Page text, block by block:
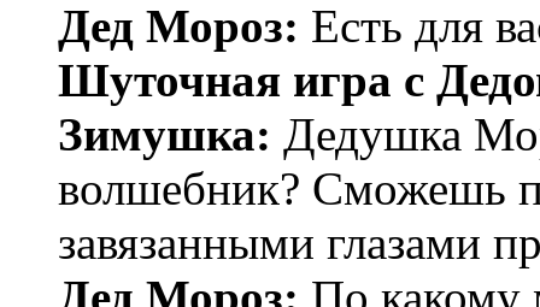
Дед Мороз: Есть для
Шуточная игра с
Зимушка: Дедушка
волшебник? Сможешь
завязанными глазами